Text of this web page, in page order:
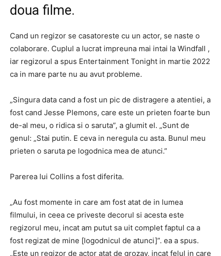
doua filme.
Cand un regizor se casatoreste cu un actor, se naste o
colaborare. Cuplul a lucrat impreuna mai intai la Windfall ,
iar regizorul a spus Entertainment Tonight in martie 2022
ca in mare parte nu au avut probleme.
„Singura data cand a fost un pic de distragere a atentiei, a
fost cand Jesse Plemons, care este un prieten foarte bun
de-al meu, o ridica si o saruta”, a glumit el. „Sunt de
genul: „Stai putin. E ceva in neregula cu asta. Bunul meu
prieten o saruta pe logodnica mea de atunci.”
Parerea lui Collins a fost diferita.
„Au fost momente in care am fost atat de in lumea
filmului, in ceea ce priveste decorul si acesta este
regizorul meu, incat am putut sa uit complet faptul ca a
fost regizat de mine [logodnicul de atunci]”. ea a spus.
„Este un regizor de actor atat de grozav, incat felul in care